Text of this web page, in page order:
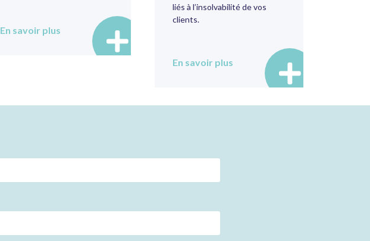
En savoir plus
liés à l’insolvabilité de vos
clients.
En savoir plus